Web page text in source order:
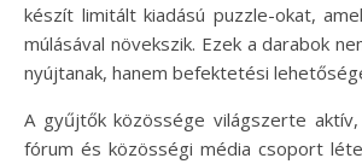
készít limitált kiadású puzzle-okat,
múlásával növekszik. Ezek a darabok
nyújtanak, hanem befektetési
A gyűjtők közössége világszerte
fórum és közösségi média csoport